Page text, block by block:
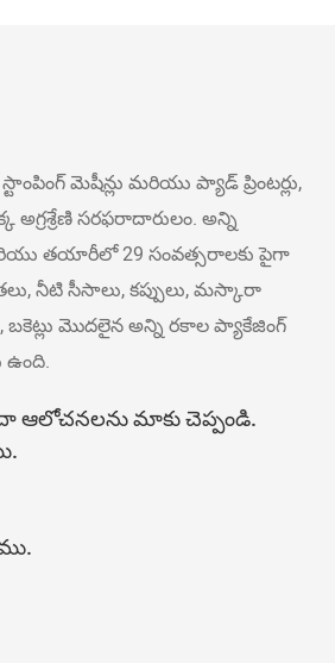
మెషీన్లు మరియు ప్యాడ్ ప్రింటర్లు,
సరఫరాదారులం. అన్ని
తయారీలో 29 సంవత్సరాలకు పైగా
నీటి సీసాలు, కప్పులు, మస్కారా
బకెట్లు మొదలైన అన్ని రకాల ప్యాకేజింగ్
ఉంది.
మాకు చెప్పండి.